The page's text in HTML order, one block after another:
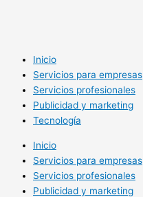
Inicio
Servicios para empresas
Servicios profesionales
Publicidad y marketing
Tecnología
Inicio
Servicios para empresas
Servicios profesionales
Publicidad y marketing